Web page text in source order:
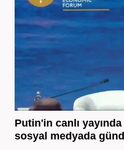
Putin'in canlı
sosyal medyada